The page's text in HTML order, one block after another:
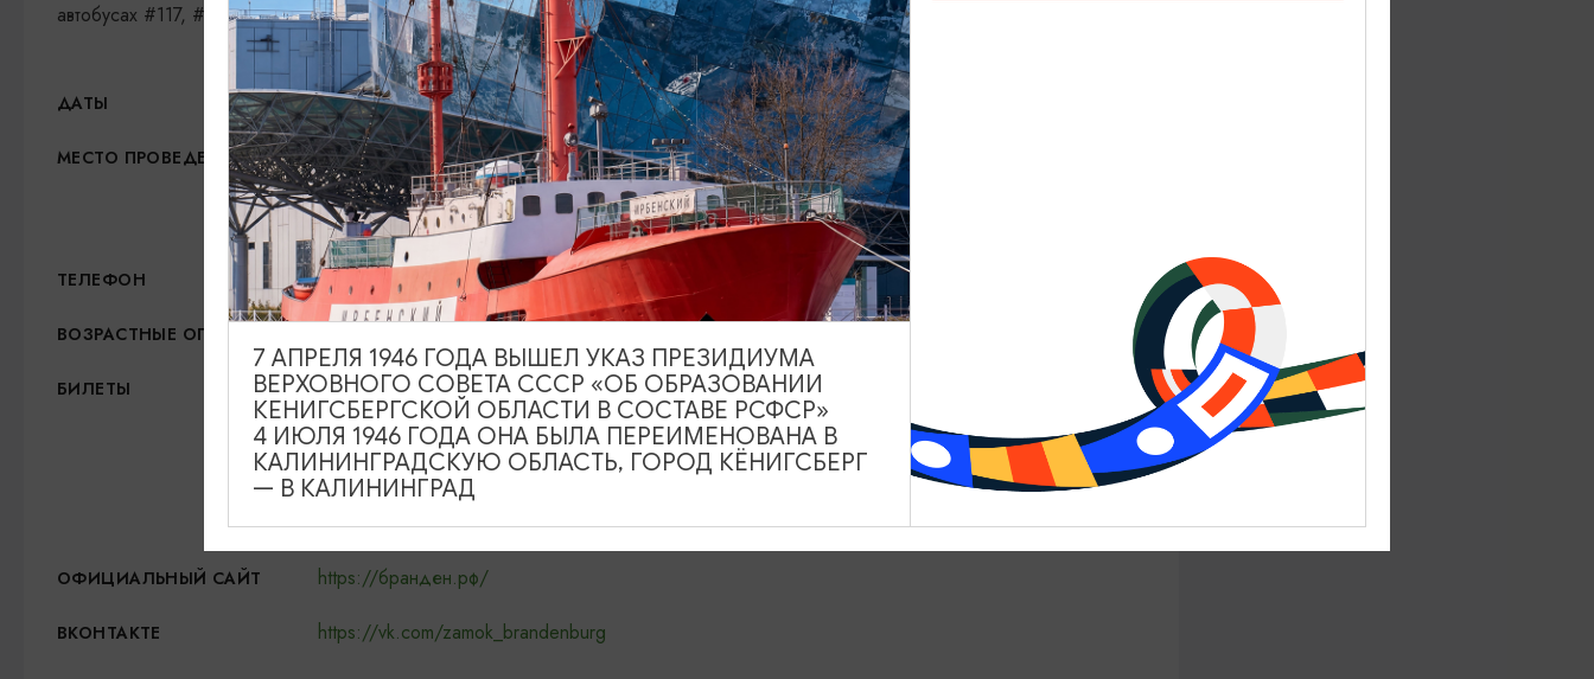
автобусах #117, #161, до остановки Ушаково-1, автобусы ходят по расписанию*
ДАТЫ 09.08.2026, 29.08.2026, 19:00-22:00
МЕСТО ПРОВЕДЕНИЯ
Музейно-замковый комплекс «Бранденбург», Мамоновское шоссе, пос. Ушаково, ул. Победы,
1а, Ладушкин
Показать на карте
ТЕЛЕФОН +7 (4012) 52-50-53
ВОЗРАСТНЫЕ ОГРАНИЧЕНИЯ
БИЛЕТЫ
Обычный билет — 1700 руб.
Льготная категория (студенты, пенсионеры) — 1500 руб.
Детский билет (от 7 до 16 лет)—800 руб.
Дети до 7 лет - бесплатно
ОФИЦИАЛЬНЫЙ САЙТ https://бранден.рф/
ВКОНТАКТЕ https://vk.com/zamok_brandenburg
7 АПРЕЛЯ 1946 ГОДА ВЫШЕЛ УКАЗ ПРЕЗИДИУМА
ВЕРХОВНОГО СОВЕТА СССР «ОБ ОБРАЗОВАНИИ
КЕНИГСБЕРГСКОЙ ОБЛАСТИ В СОСТАВЕ РСФСР»
4 ИЮЛЯ 1946 ГОДА ОНА БЫЛА ПЕРЕИМЕНОВАНА В
КАЛИНИНГРАДСКУЮ ОБЛАСТЬ, ГОРОД КЁНИГСБЕРГ
— В КАЛИНИНГРАД